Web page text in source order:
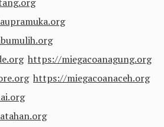
https://miegacoanagung.org
https://miegacoanaceh.org